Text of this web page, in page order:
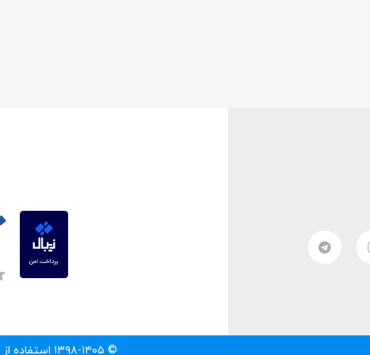
© ۱۳۹۸-۱۴۰۵ استفاده از مطالب سایت تنها با درج لینک مستقیم به آن مطلب مجاز است.‌